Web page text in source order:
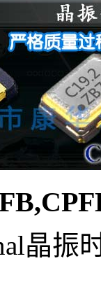
晶振